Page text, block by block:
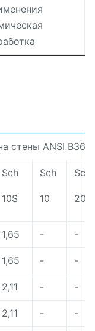
стены ANSI
Sch
10S
Sch
10
Sch
20
1,65 - -
1,65 - -
2,11 - -
2,11 - -